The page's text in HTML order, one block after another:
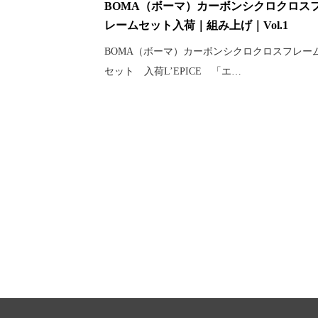
BOMA（ボーマ）カーボンシクロクロス
レームセット入荷｜組み上げ｜Vol.1
BOMA（ボーマ）カーボンシクロクロスフレー
セット 入荷L’EPICE 「エ…